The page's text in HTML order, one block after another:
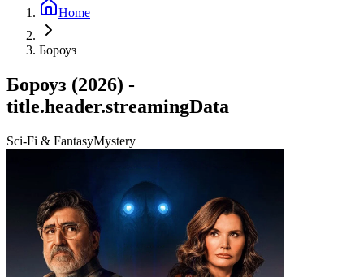
Home
Бороуз
Бороуз (2026) -
title.header.streamingData
Sci-Fi & FantasyMystery